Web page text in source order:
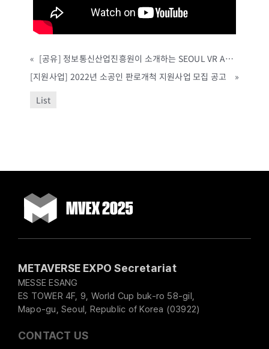
«
[공유] 정보통신산업진흥원이 소개하는 SEOUL VR AR EXPO 2021 하이라이트 영상!
[지원사업] 2022년 소공인 판로개척 지원사업 모집 공고
»
List
METAVERSE EXPO Secretariat
MESSE ESANG
ES TOWER 4F, 9, World Cup buk-ro 58-gil,
Mapo-gu, Seoul, Republic of Korea (03922)
CONTACT US